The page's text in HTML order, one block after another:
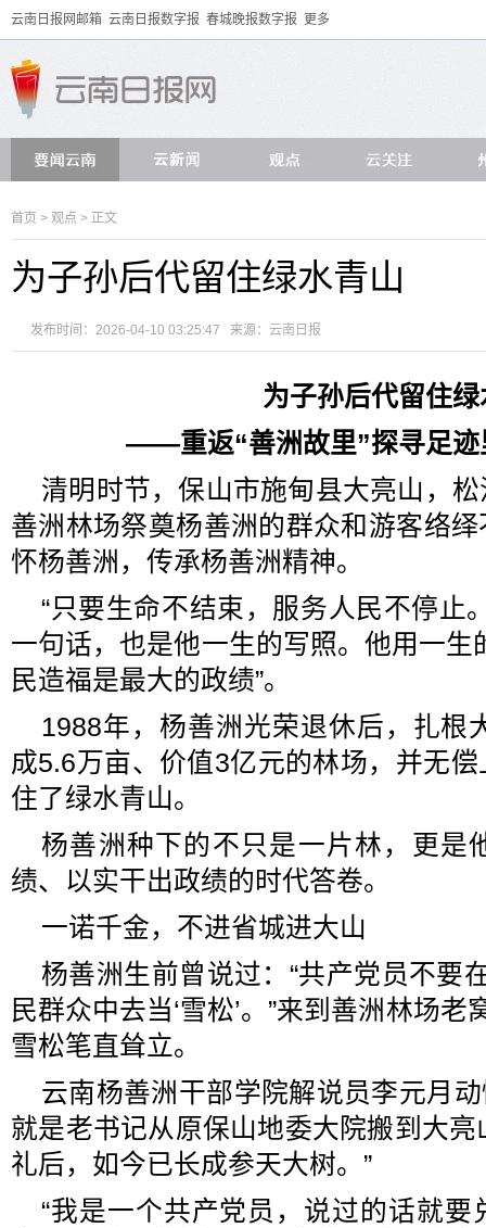
云南日报网邮箱 云南日报数字报 春城晚报数字报 更多
首页 > 观点 > 正文
为子孙后代留住绿水青山
发布时间：2026-04-10 03:25:47 来源： 云南日报
为子孙后代留住
——重返“善洲故里”探寻足迹
清明时节，保山市施甸县大亮山，
善洲林场祭奠杨善洲的群众和游客络
怀杨善洲，传承杨善洲精神。
“只要生命不结束，服务人民不停止
一句话，也是他一生的写照。他用一生
民造福是最大的政绩”。
1988年，杨善洲光荣退休后，扎根
成5.6万亩、价值3亿元的林场，并无
住了绿水青山。
杨善洲种下的不只是一片林，更是
绩、以实干出政绩的时代答卷。
一诺千金，不进省城进大山
杨善洲生前曾说过：“共产党员不要
民群众中去当‘雪松’。”来到善洲林场
雪松笔直耸立。
云南杨善洲干部学院解说员李元月
就是老书记从原保山地委大院搬到大
礼后，如今已长成参天大树。”
“我是一个共产党员，说过的话就